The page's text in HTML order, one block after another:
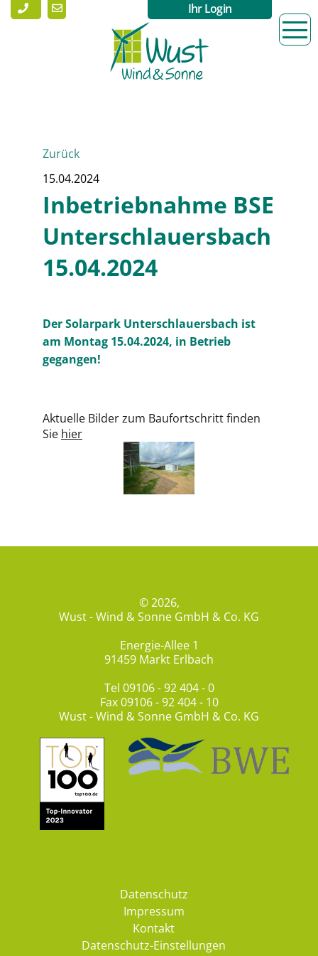
Ihr Login
Zurück
15.04.2024
Inbetriebnahme BSE
Unterschlauersbach
15.04.2024
Der Solarpark Unterschlauersbach ist
am Montag 15.04.2024, in Betrieb
gegangen!
Aktuelle Bilder zum Baufortschritt finden
Sie hier
© 2026,
Wust - Wind & Sonne GmbH & Co. KG
Energie-Allee 1
91459 Markt Erlbach
Tel 09106 - 92 404 - 0
Fax 09106 - 92 404 - 10
Wust - Wind & Sonne GmbH & Co. KG
Datenschutz
Impressum
Kontakt
Datenschutz-Einstellungen